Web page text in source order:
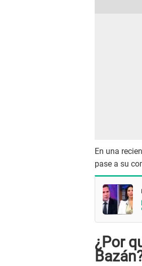
En una
pase a su
¿Por